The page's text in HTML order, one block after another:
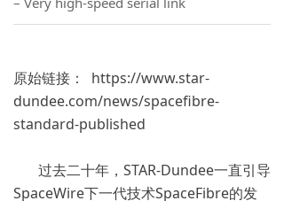
原始链接： https://www.star-
dundee.com/news/spacefibre-
standard-published
过去二十年，STAR-Dundee一直引导
SpaceWire下一代技术SpaceFibre的发